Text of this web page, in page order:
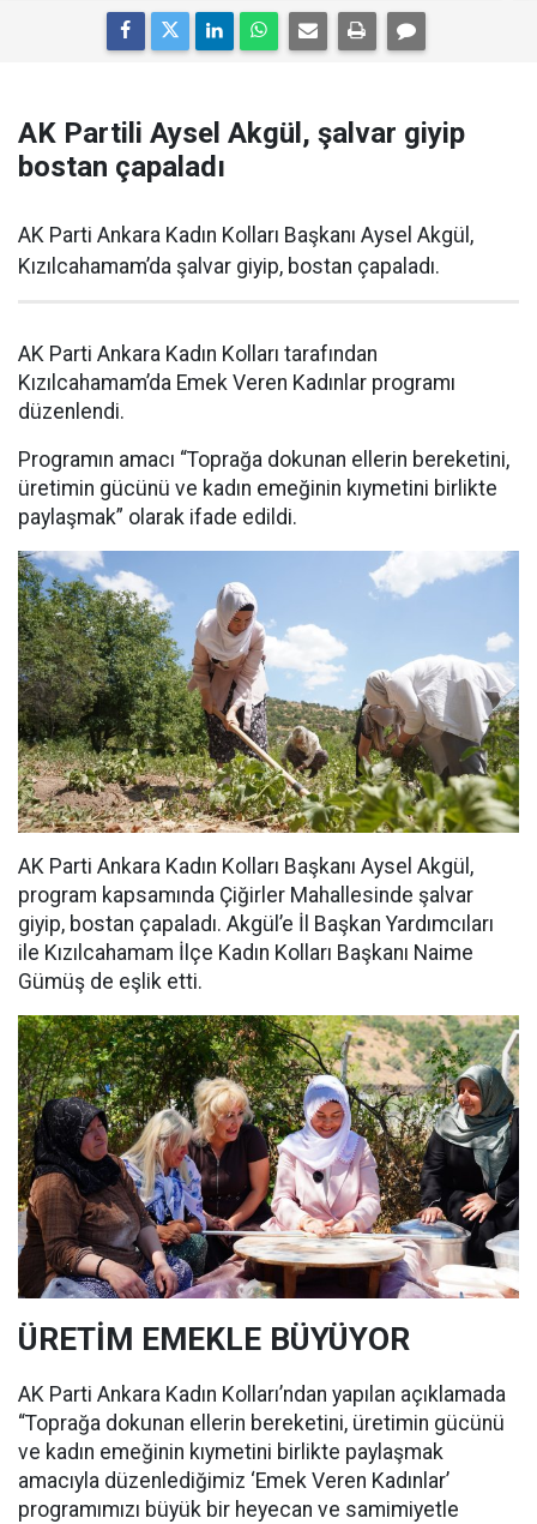
AK Partili Aysel Akgül, şalvar giyip
bostan çapaladı
AK Parti Ankara Kadın Kolları Başkanı Aysel Akgül,
Kızılcahamam’da şalvar giyip, bostan çapaladı.
AK Parti Ankara Kadın Kolları tarafından
Kızılcahamam’da Emek Veren Kadınlar programı
düzenlendi.
Programın amacı “Toprağa dokunan ellerin bereketini,
üretimin gücünü ve kadın emeğinin kıymetini birlikte
paylaşmak” olarak ifade edildi.
AK Parti Ankara Kadın Kolları Başkanı Aysel Akgül,
program kapsamında Çiğirler Mahallesinde şalvar
giyip, bostan çapaladı. Akgül’e İl Başkan Yardımcıları
ile Kızılcahamam İlçe Kadın Kolları Başkanı Naime
Gümüş de eşlik etti.
ÜRETİM EMEKLE BÜYÜYOR
AK Parti Ankara Kadın Kolları’ndan yapılan açıklamada
“Toprağa dokunan ellerin bereketini, üretimin gücünü
ve kadın emeğinin kıymetini birlikte paylaşmak
amacıyla düzenlediğimiz ‘Emek Veren Kadınlar’
programımızı büyük bir heyecan ve samimiyetle